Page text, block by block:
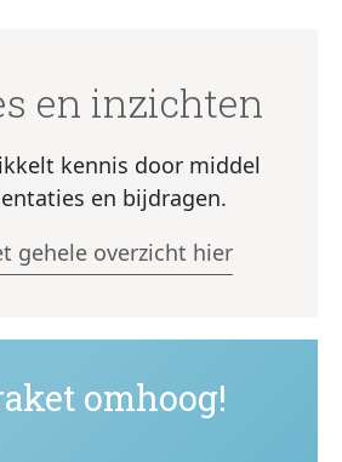
en inzichten
kennis door middel
en bijdragen.
gehele overzicht hier
omhoog!